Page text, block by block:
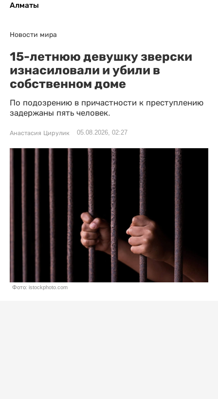
Алматы
Новости мира
15-летнюю девушку зверски
изнасиловали и убили в
собственном доме
По подозрению в причастности к преступлению
задержаны пять человек.
Анастасия Цирулик 05.08.2026, 02:27
Фото: istockphoto.com